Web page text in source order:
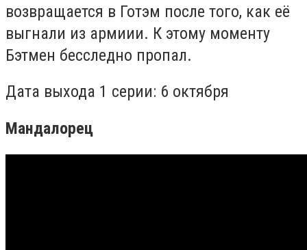
возвращается в Готэм после того, как её
выгнали из армиии. К этому моменту
Бэтмен бесследно пропал.
Дата выхода 1 серии: 6 октября
Мандалорец